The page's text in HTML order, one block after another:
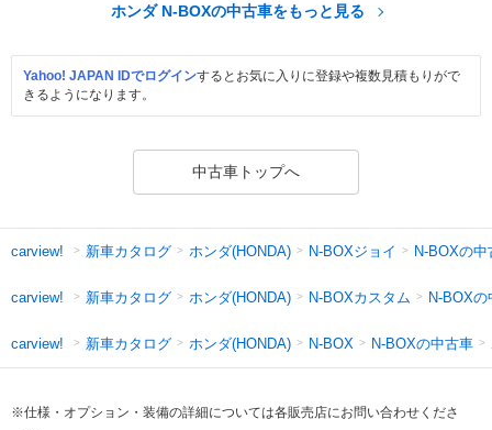
ホンダ N-BOXの中古車をもっと見る
Yahoo! JAPAN IDでログインするとお気に入りに登録や複数見積もりがで
きるようになります。
中古車トップへ
carview! 新車カタログ ホンダ(HONDA) N-BOXジョイ N-BOXの中
carview! 新車カタログ ホンダ(HONDA) N-BOXカスタム N-BOXの
carview! 新車カタログ ホンダ(HONDA) N-BOX N-BOXの中古車
※仕様・オプション・装備の詳細については各販売店にお問い合わせくださ